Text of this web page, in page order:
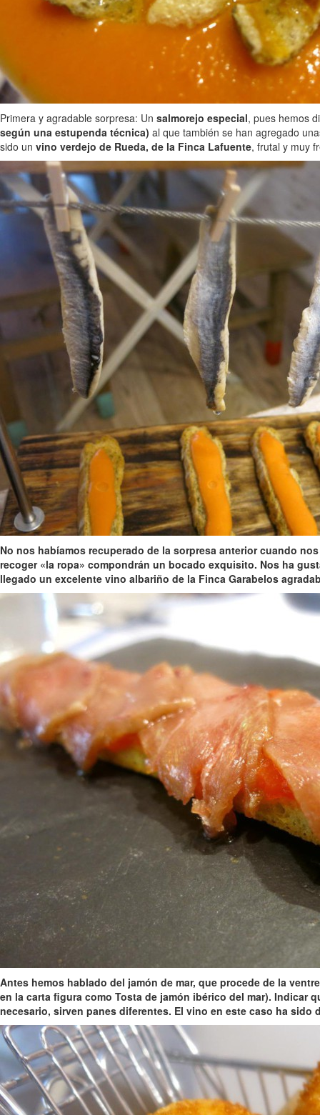
Primera y agradable sorpresa: Un salmorejo especial, pues hemos
según una estupenda técnica) al que también se han agregado
sido un vino verdejo de Rueda, de la Finca Lafuente, frutal y muy
No nos habíamos recuperado de la sorpresa anterior cuando
recoger «la ropa» compondrán un bocado exquisito. Nos ha
llegado un excelente vino albariño de la Finca Garabelos
Antes hemos hablado del jamón de mar, que procede de la
en la carta figura como Tosta de jamón ibérico del mar). Indicar
necesario, sirven panes diferentes. El vino en este caso ha sido